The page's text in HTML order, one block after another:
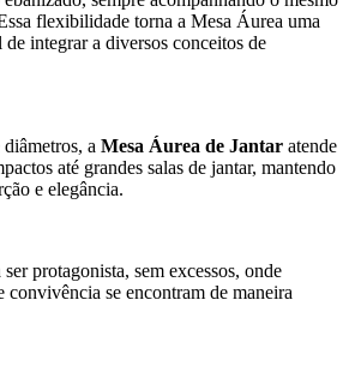
flexibilidade torna a Mesa Áurea uma
integrar a diversos conceitos de
a Mesa Áurea de Jantar atende
até grandes salas de jantar, mantendo
e elegância.
protagonista, sem excessos, onde
convivência se encontram de maneira